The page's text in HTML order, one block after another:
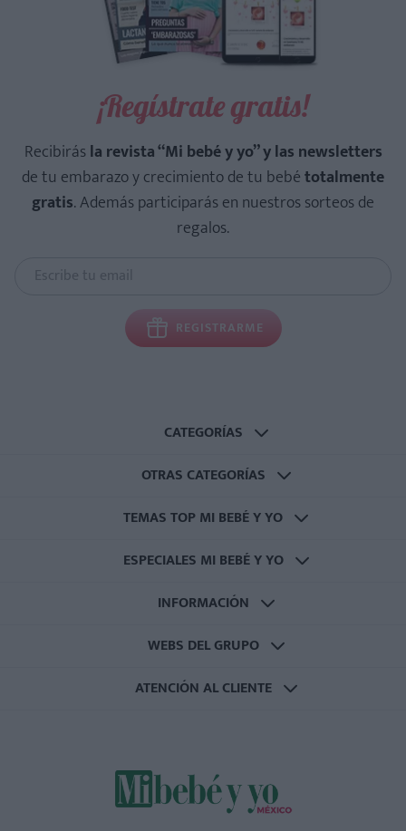
¡Regístrate gratis!
Recibirásla revista “Mi bebé y yo” y las newsletters
de tu embarazo y crecimiento de tu bebétotalmente
gratis. Además participarás en nuestros sorteos de
regalos.
REGISTRARME
CATEGORÍAS
OTRAS CATEGORÍAS
TEMAS TOP MI BEBÉ Y YO
ESPECIALES MI BEBÉ Y YO
INFORMACIÓN
WEBS DEL GRUPO
ATENCIÓN AL CLIENTE